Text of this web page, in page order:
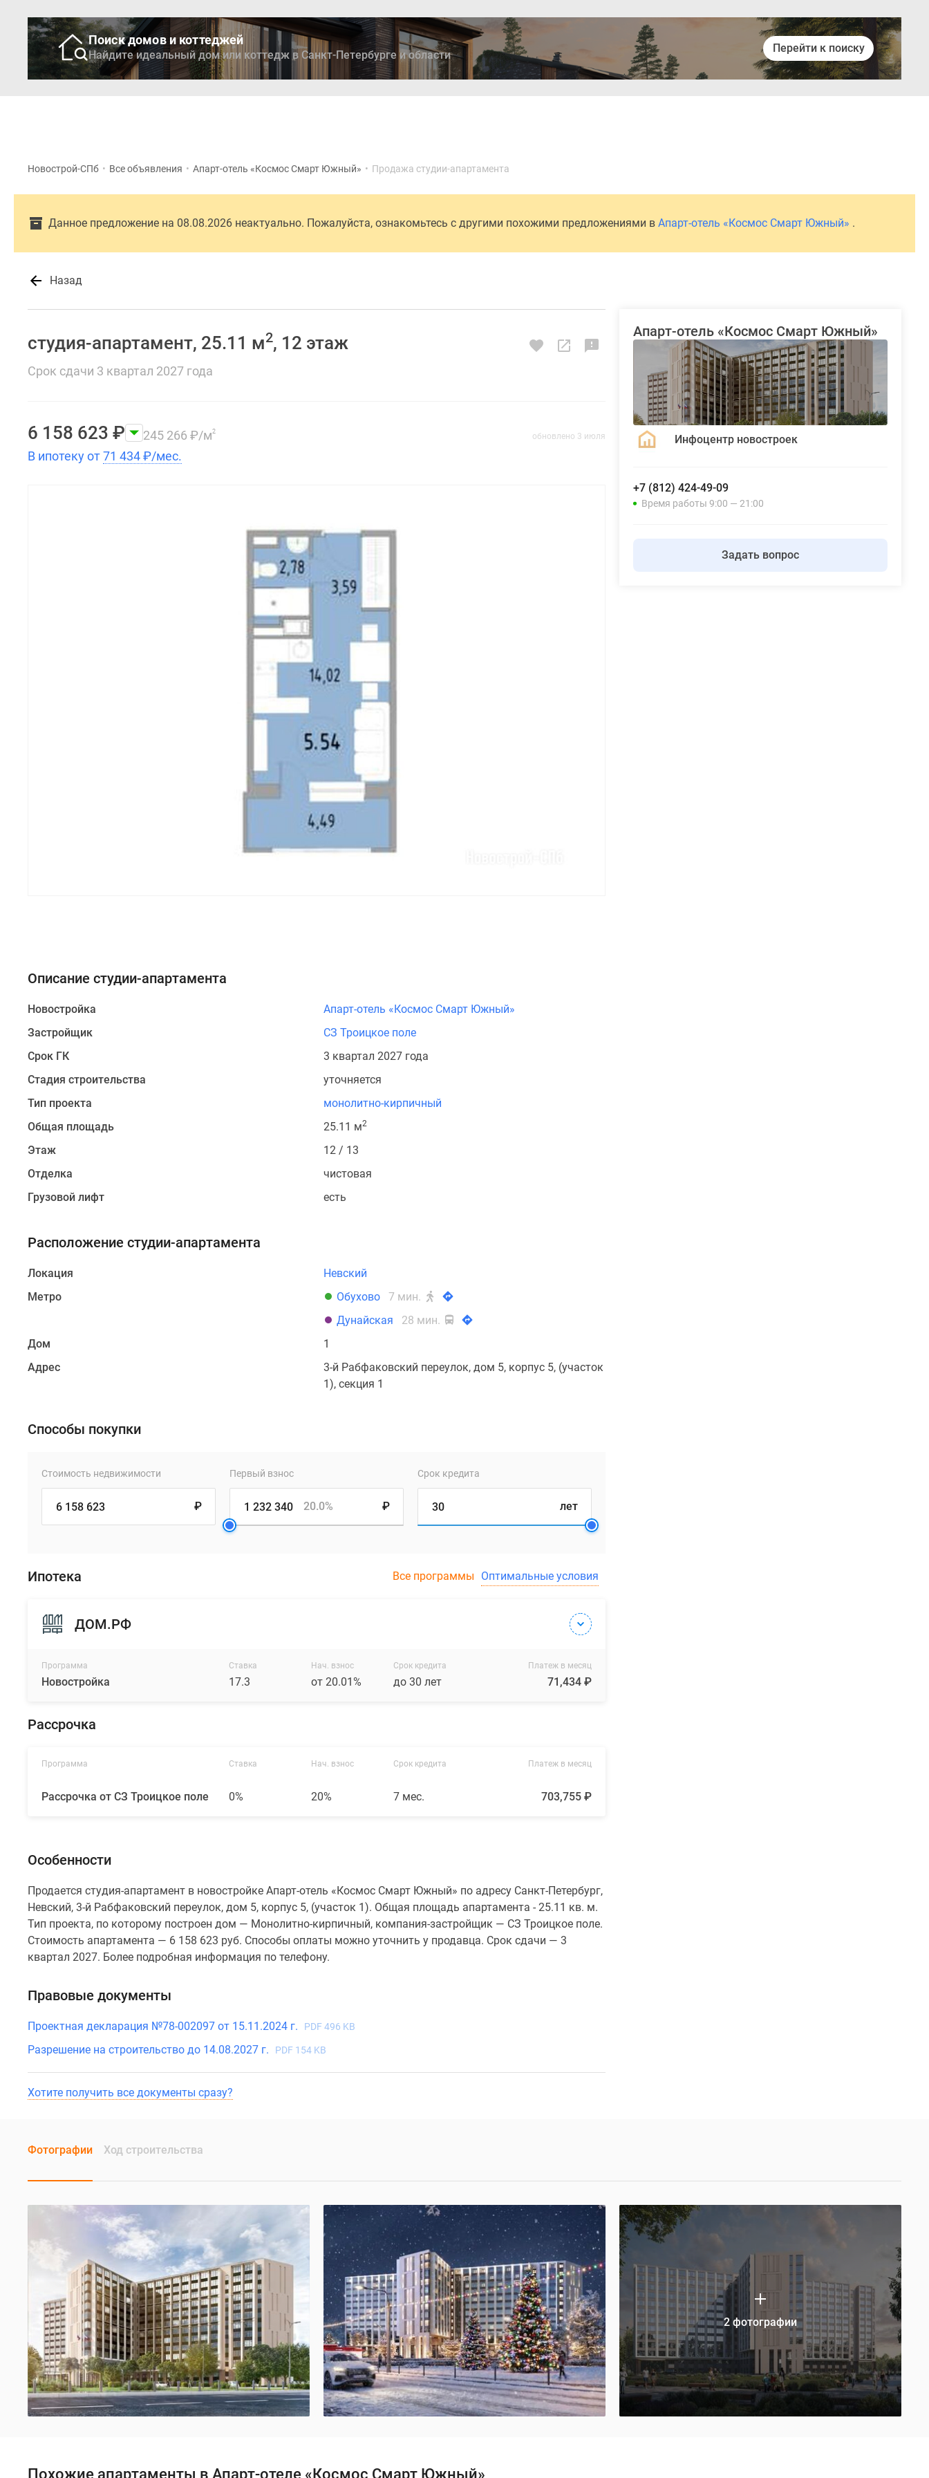
Поиск домов и коттеджей
Найдите идеальный дом или коттедж в Санкт-Петербурге и области
Перейти к поиску
Новострой-СПб • Все объявления • Апарт-отель «Космос Смарт Южный» • Продажа студии-апартамента
Данное предложение на 08.08.2026 неактуально. Пожалуйста, ознакомьтесь с другими похожими предложениями в Апарт-отель «Космос Смарт Южный» .
Назад
студия-апартамент, 25.11 м2, 12 этаж
Срок сдачи 3 квартал 2027 года
6 158 623 ₽ 245 266 ₽/м2
В ипотеку от71 434₽/мес.
обновлено 3 июля
Описание студии-апартамента
Новостройка
Апарт-отель «Космос Смарт Южный»
Застройщик
СЗ Троицкое поле
Срок ГК
3 квартал 2027 года
Стадия строительства
уточняется
Тип проекта
монолитно-кирпичный
Общая площадь
25.11 м2
Этаж
12 / 13
Отделка
чистовая
Грузовой лифт
есть
Расположение студии-апартамента
Локация
Невский
Метро
Обухово
7 мин.
Дунайская
28 мин.
Дом
1
Адрес
3-й Рабфаковский переулок, дом 5, корпус 5, (участок
1), секция 1
Способы покупки
Стоимость недвижимости
₽
Первый взнос
₽
20.0%
Срок кредита
лет
Ипотека Все программы Оптимальные условия
ДОМ.РФ
Программа
Новостройка
Ставка
17.3
Нач. взнос
от 20.01%
Срок кредита
до 30 лет
Платеж в месяц
71,434 ₽
Рассрочка
Программа
Рассрочка от СЗ Троицкое поле
Ставка
0%
Нач. взнос
20%
Срок кредита
7 мес.
Платеж в месяц
703,755 ₽
Особенности
Продается студия-апартамент в новостройке Апарт-отель «Космос Смарт Южный» по адресу Санкт-Петербург,
Невский, 3-й Рабфаковский переулок, дом 5, корпус 5, (участок 1). Общая площадь апартамента - 25.11 кв. м.
Тип проекта, по которому построен дом — Монолитно-кирпичный, компания-застройщик — СЗ Троицкое поле.
Стоимость апартамента — 6 158 623 руб. Способы оплаты можно уточнить у продавца. Срок сдачи — 3
квартал 2027. Более подробная информация по телефону.
Правовые документы
Проектная декларация №78-002097 от 15.11.2024 г. PDF 496 KB
Разрешение на строительство до 14.08.2027 г. PDF 154 KB
Хотите получить все документы сразу?
Апарт-отель «Космос Смарт Южный»
Инфоцентр новостроек
+7 (812) 424-49-09
Время работы 9:00 — 21:00
Задать вопрос
Фотографии Ход строительства
2 фотографии
Похожие апартаменты в Апарт-отеле «Космос Смарт Южный»